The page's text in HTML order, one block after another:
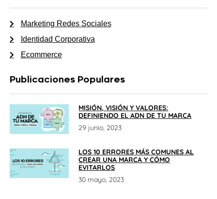
Marketing Redes Sociales
Identidad Corporativa
Ecommerce
Publicaciones Populares
MISIÓN, VISIÓN Y VALORES:
DEFINIENDO EL ADN DE TU MARCA
29 junio, 2023
LOS 10 ERRORES MÁS COMUNES AL
CREAR UNA MARCA Y CÓMO
EVITARLOS
30 mayo, 2023